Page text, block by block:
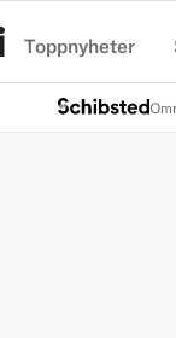
Toppnyheter